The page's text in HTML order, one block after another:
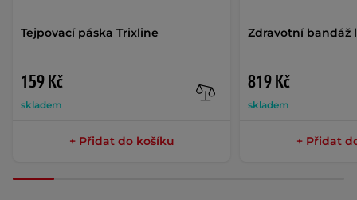
Tejpovací páska Trixline
159 Kč
skladem
+ Přidat do košíku
Zdravotní bandáž
819 Kč
skladem
+ Přidat